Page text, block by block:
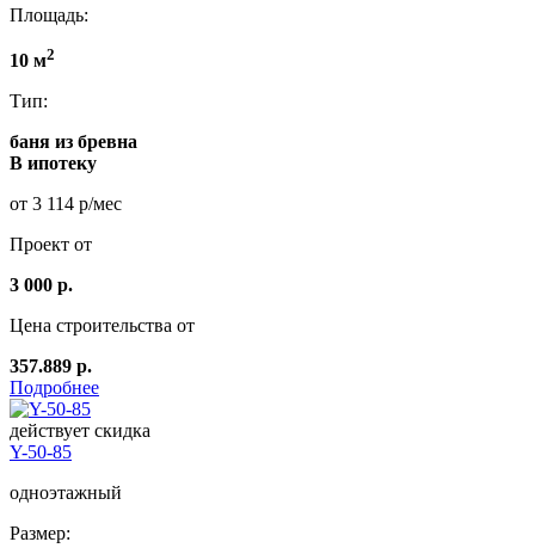
Площадь:
10 м2
Тип:
баня из бревна
В ипотеку
от 3 114 р/мес
Проект от
3 000 р.
Цена строительства от
357.889 р.
Подробнее
действует скидка
Y-50-85
одноэтажный
Размер: